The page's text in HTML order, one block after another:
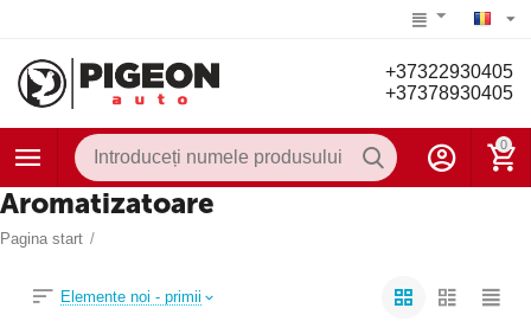
+37322930405
+37378930405
0
Aromatizatoare
Pagina start /
Elemente noi - primii